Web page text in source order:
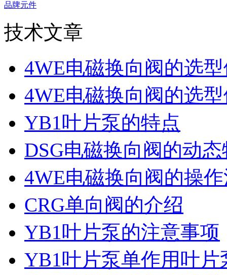
品牌元件
技术文章
4WE电磁换向阀的选
4WE电磁换向阀的选
YB1叶片泵的特点
DSG电磁换向阀的动
4WE电磁换向阀的操
CRG单向阀的介绍
YB1叶片泵的注意事项
YB1叶片泵单作用叶片